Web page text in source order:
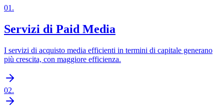
01 .
Servizi di Paid Media
I servizi di acquisto media efficienti in termini di capitale generano
più crescita, con maggiore efficienza.
02.